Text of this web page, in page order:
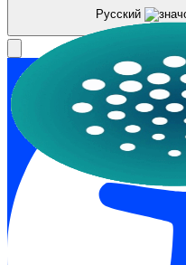
Русский